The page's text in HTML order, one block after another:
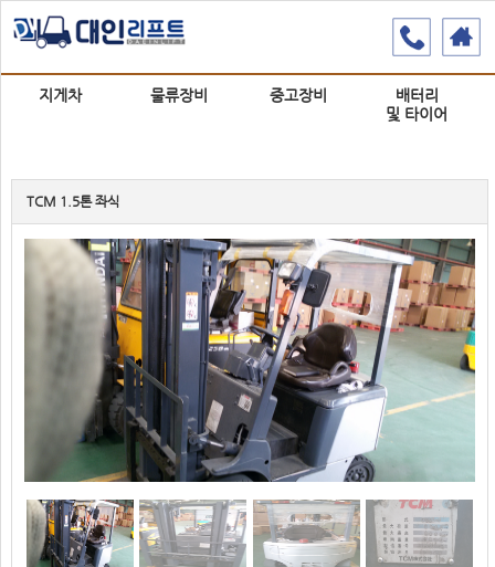
지게차 물류장비 중고장비
배터리
및 타이어
TCM 1.5톤 좌식